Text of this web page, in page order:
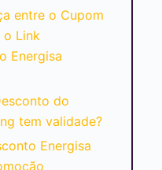
entre o Cupom
o Link
Energisa
do
tem validade?
Energisa